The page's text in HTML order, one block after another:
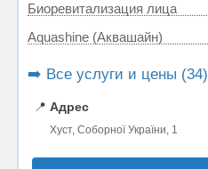
Биоревитализация лица
Aquashine (Аквашайн)
➡️ Все услуги и цены (34)
📍 Адрес
Хуст, Соборної України, 1